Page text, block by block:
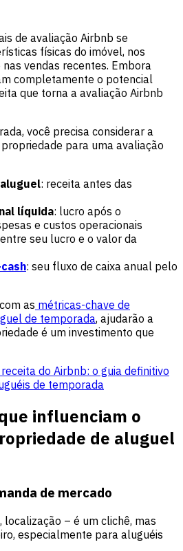
de avaliação Airbnb se
físicas do imóvel, nos
vendas recentes. Embora
completamente o potencial
que torna a avaliação Airbnb
você precisa considerar a
para uma avaliação
: receita antes das
líquida: lucro após o
e custos operacionais
seu lucro e o valor da
: seu fluxo de caixa anual pelo
as métricas-chave de
de temporada, ajudarão a
é um investimento que
do Airbnb: o guia definitivo
de temporada
influenciam o
de aluguel
de mercado
localização – é um clichê, mas
especialmente para aluguéis